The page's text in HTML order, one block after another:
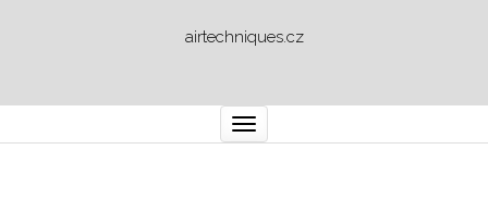
airtechniques.cz
Toggle
navigation